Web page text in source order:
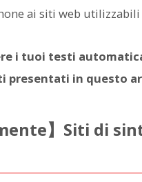
ai siti web
i tuoi testi
presentati in questo
】Siti di